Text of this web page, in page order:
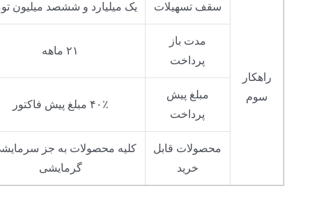
راهکار
سوم
سقف تسهیلات یک میلیارد و ششصد میلیون
مدت باز
پرداخت
۲۱ ماهه
مبلغ پیش
پرداخت
۴۰٪ مبلغ پیش فاکتور
محصولات قابل
خرید
کلیه محصولات به جز
گرمایشی